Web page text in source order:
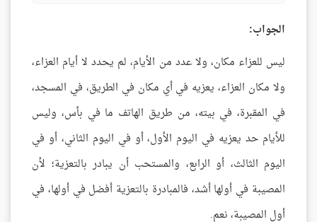
الجواب:
ليس للعزاء مكان، ولا عدد من الأيام، لم يحدد لا أيام العزاء،
ولا مكان العزاء، يعزيه في أي مكان في الطريق، في المسجد،
في المقبرة، في بيته، من طريق الهاتف ما في بأس، وليس
للأيام حد يعزيه في اليوم الأول، أو في اليوم الثاني، أو في
اليوم الثالث، أو الرابع، والمستحب أن يبادر بالتعزية؛ لأن
المصيبة في أولها أشد، فالمبادرة بالتعزية أفضل في أولها، في
أول المصيبة، نعم.